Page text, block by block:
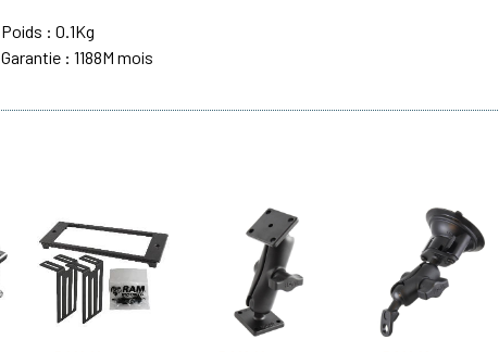
Poids : 0.1Kg
Garantie : 1188M mois